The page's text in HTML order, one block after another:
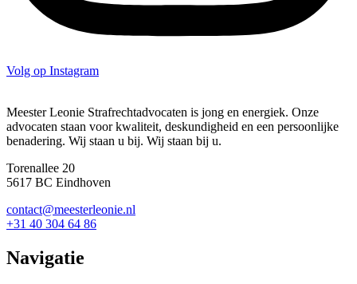
Volg op Instagram
Meester Leonie Strafrechtadvocaten is jong en energiek. Onze
advocaten staan voor kwaliteit, deskundigheid en een persoonlijke
benadering. Wij staan u bij. Wij staan bij u.
Torenallee 20
5617 BC Eindhoven
contact@meesterleonie.nl
+31 40 304 64 86
Navigatie